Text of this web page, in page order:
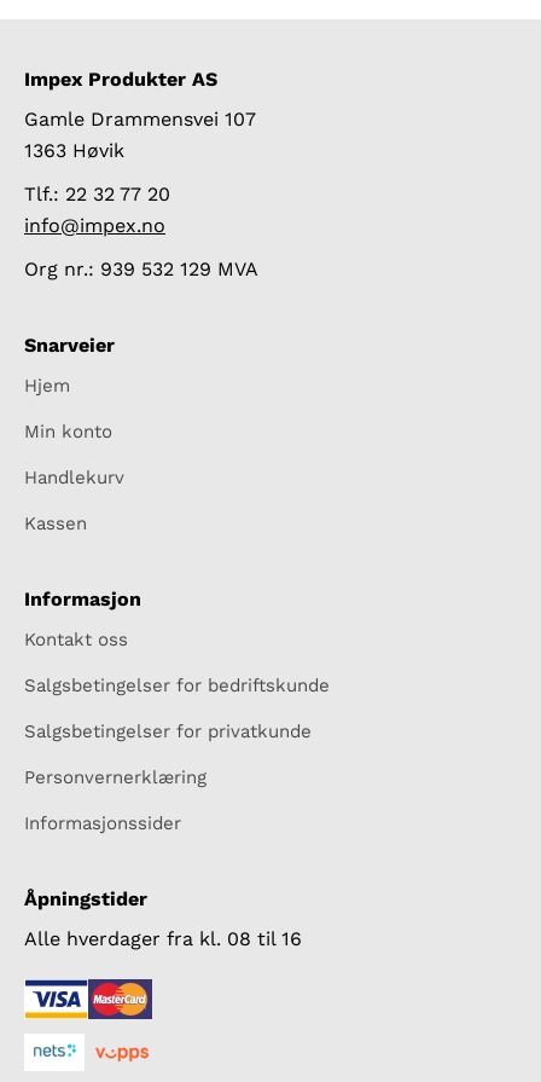
Impex Produkter AS
Gamle Drammensvei 107
1363 Høvik
Tlf.: 22 32 77 20
info@impex.no
Org nr.: 939 532 129 MVA
Snarveier
Hjem
Min konto
Handlekurv
Kassen
Informasjon
Kontakt oss
Salgsbetingelser for bedriftskunde
Salgsbetingelser for privatkunde
Personvernerklæring
Informasjonssider
Åpningstider
Alle hverdager fra kl. 08 til 16